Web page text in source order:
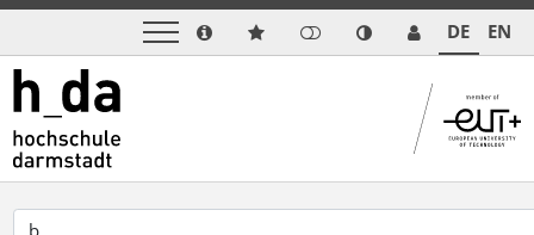
DE EN